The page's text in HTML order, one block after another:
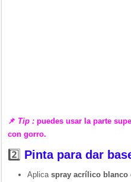
📌 Tip : puedes usar la parte
con gorro.
2️⃣ Pinta para dar
Aplica spray acrílico blanco